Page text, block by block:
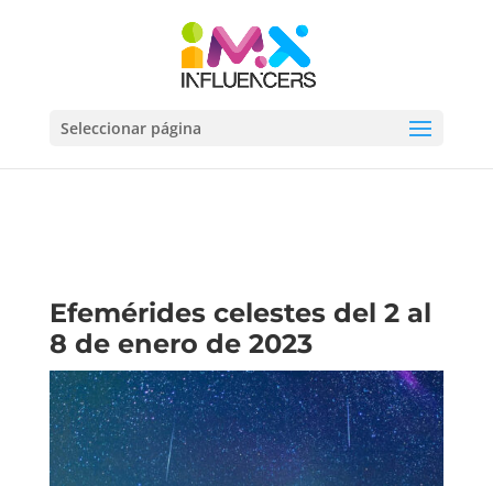
Seleccionar página
Efemérides celestes del 2 al
8 de enero de 2023